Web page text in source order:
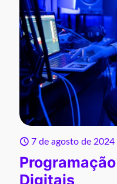
7 de agosto de 2024
Digitais